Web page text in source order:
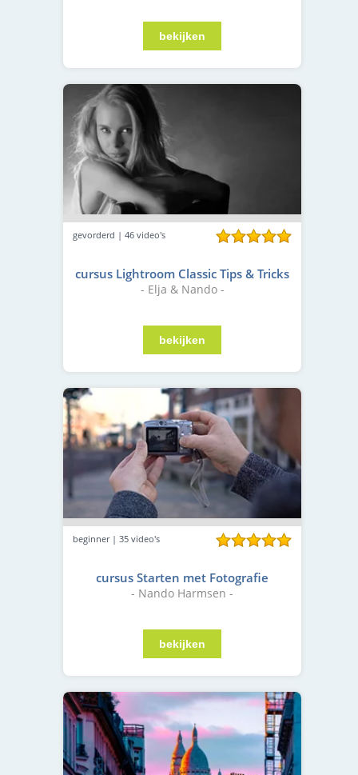
gevorderd | 46 video's
cursus Lightroom Classic Tips & Tricks
- Elja & Nando -
beginner | 35 video's
cursus Starten met Fotografie
- Nando Harmsen -